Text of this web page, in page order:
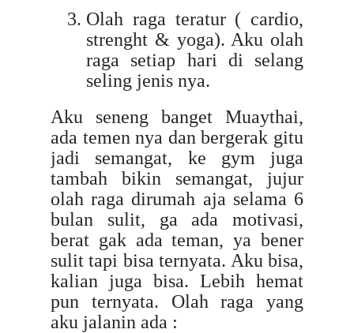
Olah raga teratur ( cardio,
strenght & yoga). Aku olah
raga setiap hari di selang
seling jenis nya.
Aku seneng banget Muaythai,
ada temen nya dan bergerak gitu
jadi semangat, ke gym juga
tambah bikin semangat, jujur
olah raga dirumah aja selama 6
bulan sulit, ga ada motivasi,
berat gak ada teman, ya bener
sulit tapi bisa ternyata. Aku bisa,
kalian juga bisa. Lebih hemat
pun ternyata. Olah raga yang
aku jalanin ada :